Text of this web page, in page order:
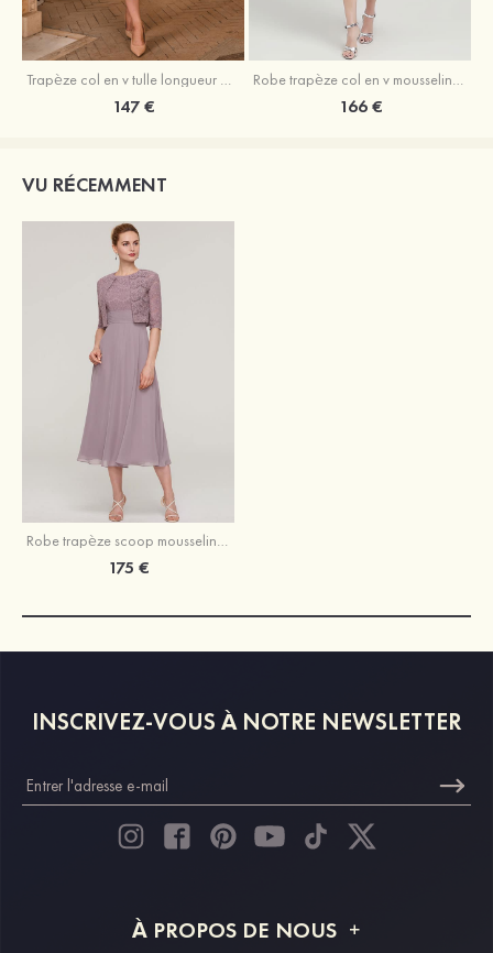
Trapèze col en v tulle longueur mollet robe de mère de la mariée avec appliqué paillettes ceinture
147 €
Robe trapèze col en v mousseline longueur mollet robe de mère de la mariée avec perle
166 €
VU RÉCEMMENT
Robe trapèze scoop mousseline longueur mollet robe de mère de la mariée avec dentelle veste
175 €
INSCRIVEZ-VOUS À NOTRE NEWSLETTER
À PROPOS DE NOUS